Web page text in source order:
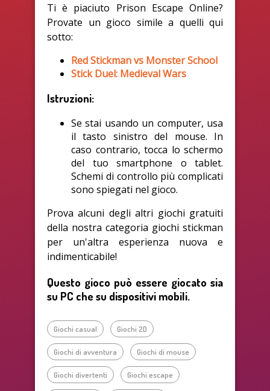
Ti è piaciuto Prison Escape Online?
Provate un gioco simile a quelli qui
sotto:
Red Stickman vs Monster School
Stick Duel: Medieval Wars
Istruzioni:
Se stai usando un computer, usa
il tasto sinistro del mouse. In
caso contrario, tocca lo schermo
del tuo smartphone o tablet.
Schemi di controllo più complicati
sono spiegati nel gioco.
Prova alcuni degli altri giochi gratuiti
della nostra categoria giochi stickman
per un'altra esperienza nuova e
indimenticabile!
Questo gioco può essere giocato sia
su PC che su dispositivi mobili.
Giochi casual Giochi 2D
Giochi di avventura Giochi di mouse
Giochi divertenti Giochi escape